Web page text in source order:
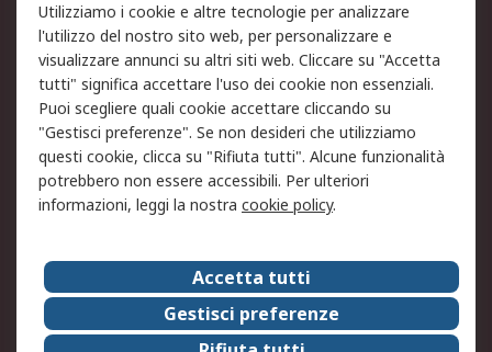
Informativa Cookie
Informativa Privacy -
Aggiornata
Email Security
Termini d'uso
Condizioni di vendita
Condizioni generali di
servizio
Etica e responsabilità
Chi Siamo
Chi Siamo
Contattaci
Supporto
ESG
Carriere
RS Group
Utilizziamo i cookie e altre tecnologie per analizzare
l'utilizzo del nostro sito web, per personalizzare e
visualizzare annunci su altri siti web. Cliccare su "Accetta
tutti" significa accettare l'uso dei cookie non essenziali.
Puoi scegliere quali cookie accettare cliccando su
"Gestisci preferenze". Se non desideri che utilizziamo
questi cookie, clicca su "Rifiuta tutti". Alcune funzionalità
potrebbero non essere accessibili. Per ulteriori
informazioni, leggi la nostra cookie policy.
Accetta tutti
Gestisci preferenze